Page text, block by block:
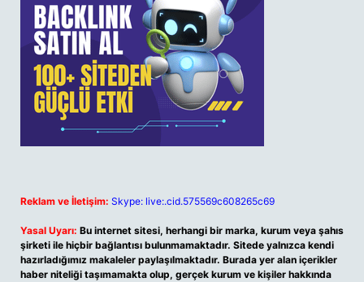
Reklam ve İletişim: Skype: live:.cid.575569c608265c69
Yasal Uyarı: Bu internet sitesi, herhangi bir marka, kurum veya şahıs
şirketi ile hiçbir bağlantısı bulunmamaktadır. Sitede yalnızca kendi
hazırladığımız makaleler paylaşılmaktadır. Burada yer alan içerikler
haber niteliği taşımamakta olup, gerçek kurum ve kişiler hakkında